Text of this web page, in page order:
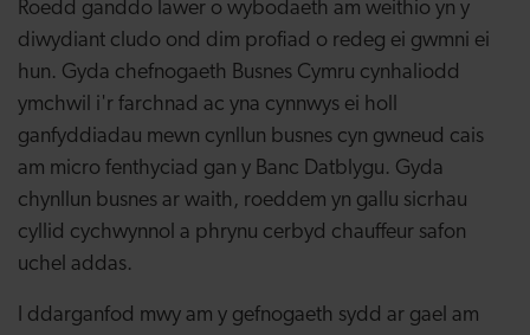
Roedd ganddo lawer o wybodaeth am weithio yn y
diwydiant cludo ond dim profiad o redeg ei gwmni ei
hun. Gyda chefnogaeth Busnes Cymru cynhaliodd
ymchwil i'r farchnad ac yna cynnwys ei holl
ganfyddiadau mewn cynllun busnes cyn gwneud cais
am micro fenthyciad gan y Banc Datblygu. Gyda
chynllun busnes ar waith, roeddem yn gallu sicrhau
cyllid cychwynnol a phrynu cerbyd chauffeur safon
uchel addas.
I ddarganfod mwy am y gefnogaeth sydd ar gael am